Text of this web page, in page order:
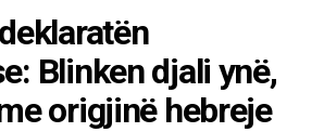
Blinken djali ynë,
origjinë hebreje